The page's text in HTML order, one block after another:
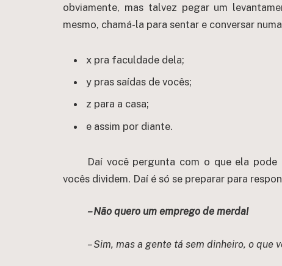
obviamente, mas talvez pegar um
mesmo, chamá-la para sentar e conversar
x pra faculdade dela;
y pras saídas de vocês;
z para a casa;
e assim por diante.
Daí você pergunta com o que ela
vocês dividem. Daí é só se preparar para
– Não quero um emprego de merda!
– Sim, mas a gente tá sem dinheiro, o que